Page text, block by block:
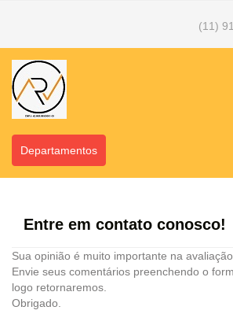
(11)
Departamentos
Entre em contato conosco!
Sua opinião é muito importante na
Envie seus comentários preenchendo o
logo retornaremos.
Obrigado.